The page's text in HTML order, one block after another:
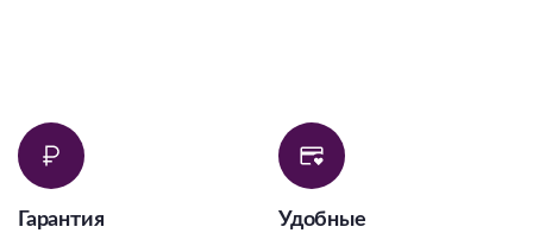
Гарантия
Удобные